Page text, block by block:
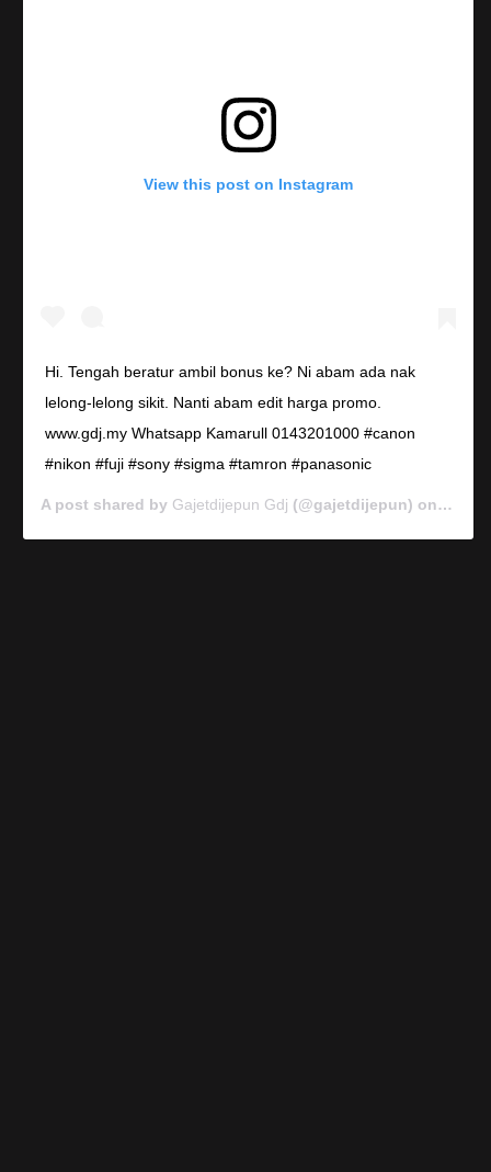
View this post on Instagram
Hi. Tengah beratur ambil bonus ke? Ni abam ada nak
lelong-lelong sikit. Nanti abam edit harga promo.
www.gdj.my Whatsapp Kamarull 0143201000 #canon
#nikon #fuji #sony #sigma #tamron #panasonic
A post shared by Gajetdijepun Gdj (@gajetdijepun) on Jan 7,